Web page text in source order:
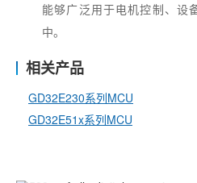
能够广泛用于电机控制、设
中。
相关产品
GD32E230系列MCU
GD32E51x系列MCU